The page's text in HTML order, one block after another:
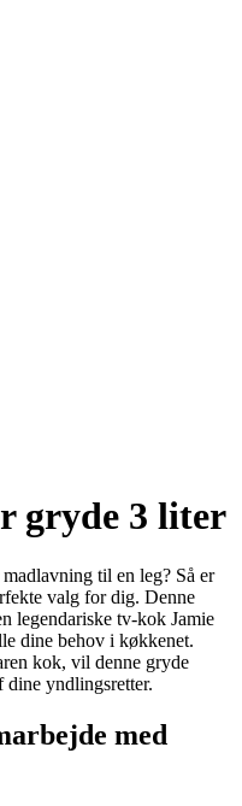
gryde 3 liter
til en leg? Så er
valg for dig. Denne
legendariske tv-kok Jamie
dine behov i køkkenet.
kok, vil denne gryde
yndlingsretter.
med